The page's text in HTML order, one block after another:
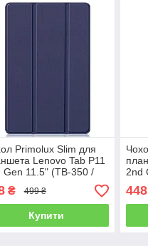
Primolux Slim для
Lenovo Tab P11
Gen 11.5" (TB-350 /
- Dark Blue
₴ 499 ₴
Купити
2nd
TB-
448